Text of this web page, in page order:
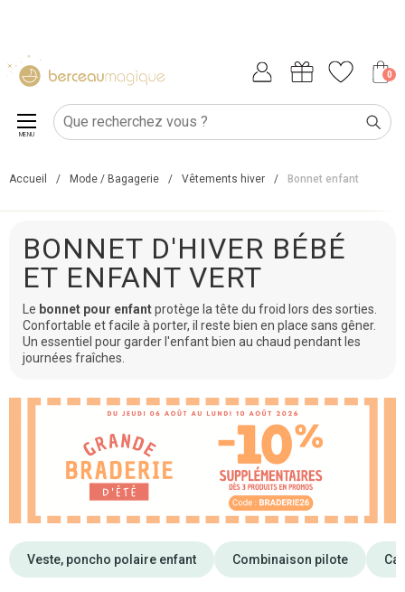
0
MENU
Accueil / Mode / Bagagerie / Vêtements hiver / Bonnet enfant
BONNET D'HIVER BÉBÉ
ET ENFANT VERT
Le bonnet pour enfantprotège la tête du froid lors des sorties.
Confortable et facile à porter, il reste bien en place sans gêner.
Un essentiel pour garder l'enfant bien au chaud pendant les
journées fraîches.
Veste, poncho polaire enfant Combinaison pilote